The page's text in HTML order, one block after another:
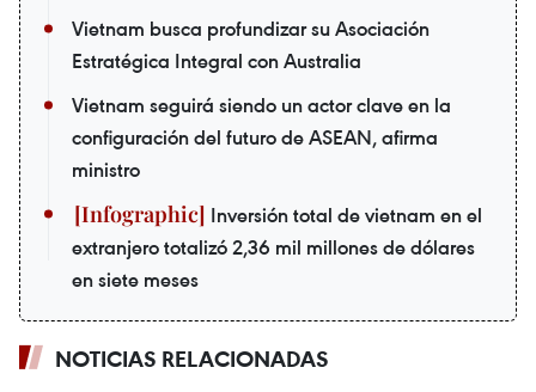
Vietnam busca profundizar su Asociación
Estratégica Integral con Australia
Vietnam seguirá siendo un actor clave en la
configuración del futuro de ASEAN, afirma
ministro
Inversión total de vietnam en el
extranjero totalizó 2,36 mil millones de dólares
en siete meses
NOTICIAS RELACIONADAS